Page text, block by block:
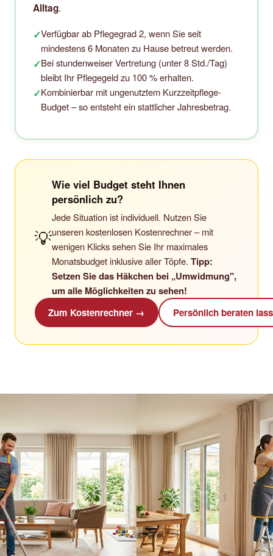
Alltag.
✓Verfügbar ab Pflegegrad 2, wenn Sie seit
mindestens 6 Monaten zu Hause betreut werden.
✓Bei stundenweiser Vertretung (unter 8 Std./Tag)
bleibt Ihr Pflegegeld zu 100 % erhalten.
✓Kombinierbar mit ungenutztem Kurzzeitpflege-
Budget – so entsteht ein stattlicher Jahresbetrag.
💡
Wie viel Budget steht Ihnen
persönlich zu?
Jede Situation ist individuell. Nutzen Sie
unseren kostenlosen Kostenrechner – mit
wenigen Klicks sehen Sie Ihr maximales
Monatsbudget inklusive aller Töpfe. Tipp:
Setzen Sie das Häkchen bei „Umwidmung",
um alle Möglichkeiten zu sehen!
Zum Kostenrechner →
Persönlich beraten